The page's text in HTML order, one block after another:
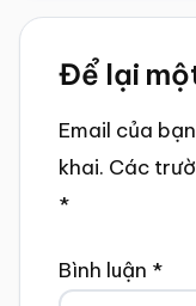
Reader
Để lại
Email của
khai. Các
*
Bình luận *